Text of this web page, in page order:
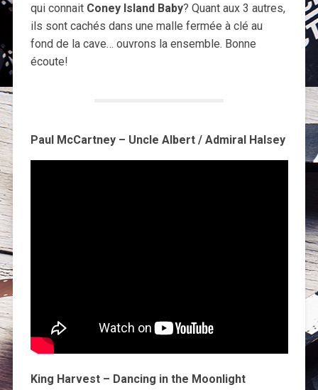
qui connaitConey Island Baby? Quant aux 3 autres,
ils sont cachés dans une malle fermée à clé au
fond de la cave… ouvrons la ensemble. Bonne
écoute!
Paul McCartney – Uncle Albert / Admiral Halsey
King Harvest – Dancing in the Moonlight